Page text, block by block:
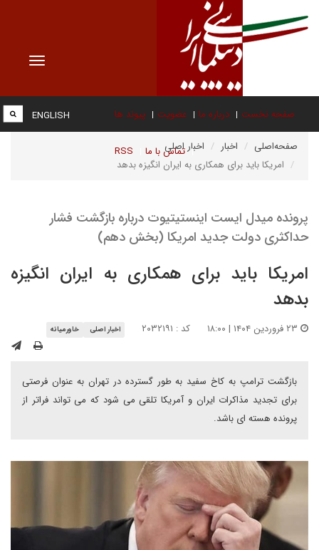
Toggle
صفحه نخست درباره ما عضویت پیوند ها
تماس با ما RSS
ENGLISH
صفحه‌اصلی اخبار
اخبار اصلی
امریکا باید برای همکاری به ایران انگیزه بدهد
پرونده میدل ایست اینستیتیوت درباره بازگشت فشار
حداکثری دولت جدید امریکا (بخش دهم)
امریکا باید برای همکاری به ایران انگیزه
بدهد
کد : ۲۰۳۲۱۹۱ اخبار اصلی خاورمیانه
بازگشت ترامپ به کاخ سفید به طور گسترده در تهران به عنوان فرصتی
برای تجدید مذاکرات ایران و آمریکا تلقی می شود که می تواند فراتر از
پرونده هسته ای باشد.